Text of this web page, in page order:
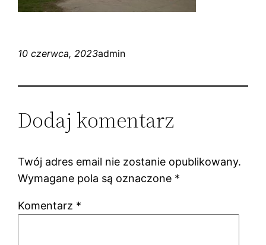
10 czerwca, 2023admin
Dodaj komentarz
Twój adres email nie zostanie opublikowany.
Wymagane pola są oznaczone *
Komentarz *